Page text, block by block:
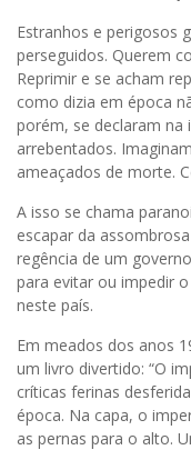
Estranhos e perigosos
perseguidos. Querem
Reprimir e se acham
como dizia em época
porém, se declaram na
arrebentados.
ameaçados de morte.
A isso se chama
escapar da
regência de um
para evitar ou impedir
neste país.
Em meados dos anos
um livro divertido: “O
críticas ferinas
época. Na capa, o
as pernas para o alto.